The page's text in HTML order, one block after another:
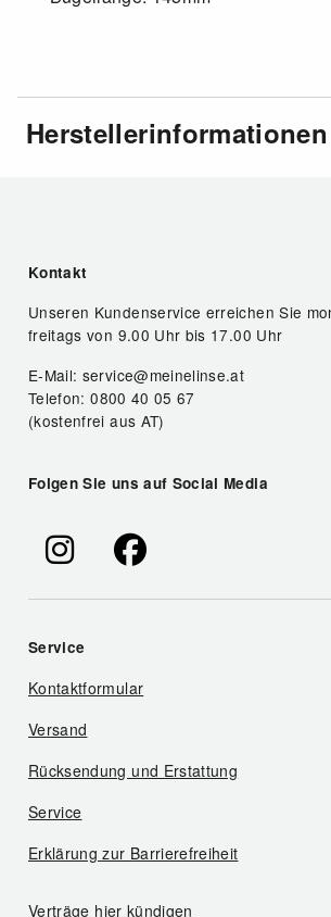
Herstellerinformationen
Kontakt
Unseren Kundenservice erreichen Sie
freitags von 9.00 Uhr bis 17.00 Uhr
E-Mail: service@meinelinse.at
Telefon: 0800 40 05 67
(kostenfrei aus AT)
Folgen Sie uns auf Social Media
Service
Kontaktformular
Versand
Rücksendung und Erstattung
Service
Erklärung zur Barrierefreiheit
Verträge hier kündigen